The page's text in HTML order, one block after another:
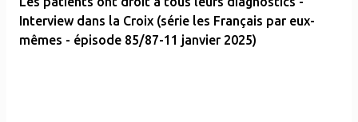
Interview dans la Croix (série les Français par eux-
mêmes - épisode 85/87-11 janvier 2025)